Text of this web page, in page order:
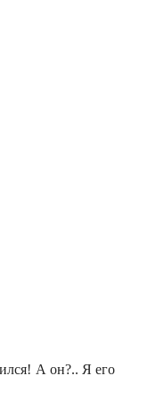
А он?.. Я его